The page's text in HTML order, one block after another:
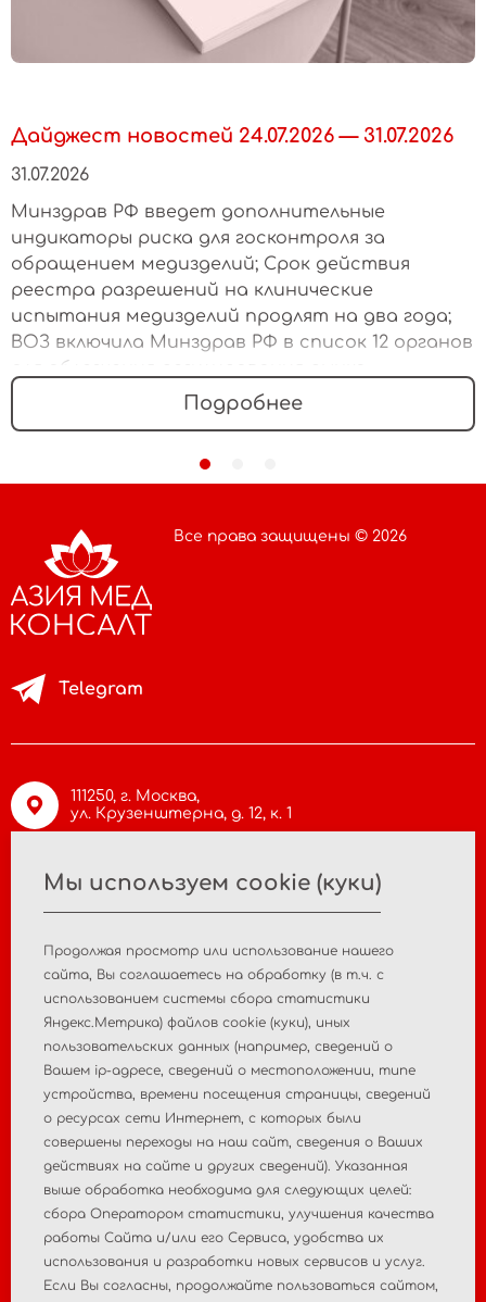
Дайджест новостей 24.07.2026 — 31.07.2026
31.07.2026
Минздрав РФ введет дополнительные
индикаторы риска для госконтроля за
обращением медизделий; Срок действия
реестра разрешений на клинические
испытания медизделий продлят на два года;
ВОЗ включила Минздрав РФ в список 12 органов
для облегчения регулирования рынка
Подробнее
Все права защищены © 2026
111250, г. Москва,
ул. Крузенштерна, д. 12, к. 1
info@asiamc.ru
+7 495 988 47 44
Telegram
Главная О компании
Регистрация МИ
Пострегистрационный
мониторинг
Аналитические
исследования рынка
Консалтинговые услуги
Мы используем cookie (куки)
Продолжая просмотр или использование нашего
cайта, Вы соглашаетесь на обработку (в т.ч. с
использованием системы сбора статистики
Яндекс.Метрика) файлов cookie (куки), иных
пользовательских данных (например, сведений о
Вашем ip-адресе, сведений о местоположении, типе
устройства, времени посещения страницы, сведений
о ресурсах сети Интернет, с которых были
совершены переходы на наш сайт, сведения о Ваших
действиях на сайте и других сведений). Указанная
выше обработка необходима для следующих целей:
сбора Оператором статистики, улучшения качества
работы Сайта и/или его Сервиса, удобства их
использования и разработки новых сервисов и услуг.
Если Вы согласны, продолжайте пользоваться сайтом,